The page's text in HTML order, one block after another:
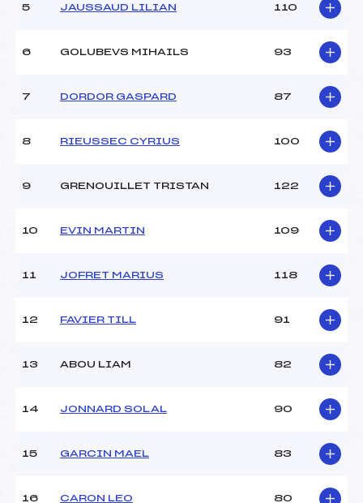
U15
5 JAUSSAUD LILIAN 110
6 GOLUBEVS MIHAILS 93
7 DORDOR GASPARD 87
8 RIEUSSEC CYRIUS 100
9 GRENOUILLET TRISTAN 122
10 EVIN MARTIN 109
11 JOFRET MARIUS 118
12 FAVIER TILL 91
13 ABOU LIAM 82
14 JONNARD SOLAL 90
15 GARCIN MAEL 83
16 CARON LEO 80